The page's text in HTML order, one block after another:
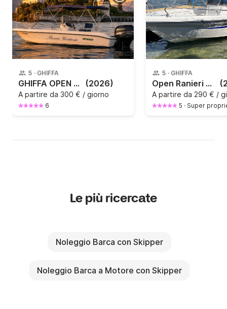
5 · GHIFFA
GHIFFA OPEN KEY LARGO 14 (2026)
A partire da 300 € / giorno
6
5 · GHIFFA
Open Ranieri Voyager 40 cv
A partire da 290 € /
5 · Super
Le più ricercate
Noleggio Barca con Skipper
Noleggio Barca a Motore con Skipper